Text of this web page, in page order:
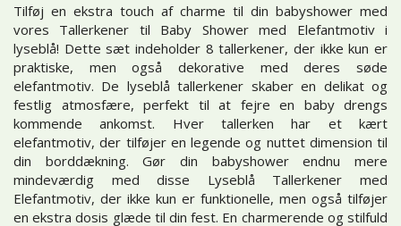
Tilføj en ekstra touch af charme til din babyshower med
vores Tallerkener til Baby Shower med Elefantmotiv i
lyseblå! Dette sæt indeholder 8 tallerkener, der ikke kun er
praktiske, men også dekorative med deres søde
elefantmotiv. De lyseblå tallerkener skaber en delikat og
festlig atmosfære, perfekt til at fejre en baby drengs
kommende ankomst. Hver tallerken har et kært
elefantmotiv, der tilføjer en legende og nuttet dimension til
din borddækning. Gør din babyshower endnu mere
mindeværdig med disse Lyseblå Tallerkener med
Elefantmotiv, der ikke kun er funktionelle, men også tilføjer
en ekstra dosis glæde til din fest. En charmerende og stilfuld